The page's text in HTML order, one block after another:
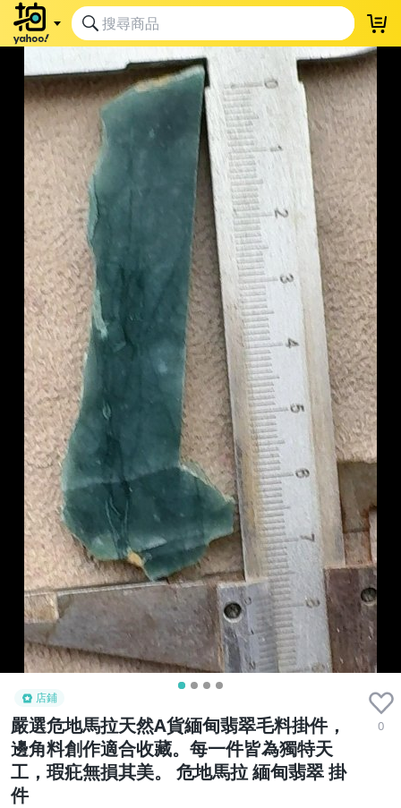
店鋪
嚴選危地馬拉天然A貨緬甸翡翠毛料掛件，
邊角料創作適合收藏。每一件皆為獨特天
工，瑕疪無損其美。 危地馬拉 緬甸翡翠 掛
件
0